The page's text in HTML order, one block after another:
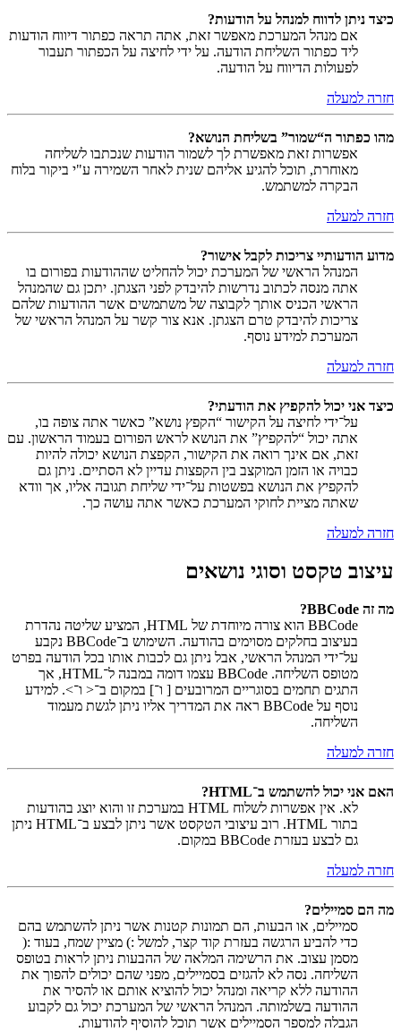
כיצד ניתן לדווח למנהל על הודעות?
אם מנהל המערכת מאפשר זאת, אתה תראה כפתור דיווח הודעות
ליד כפתור השליחת הודעה. על ידי לחיצה על הכפתור תעבור
לפעולות הדיווח על הודעה.
חזרה למעלה
מהו כפתור ה“שמור” בשליחת הנושא?
אפשרות זאת מאפשרת לך לשמור הודעות שנכתבו לשליחה
מאוחרת, תוכל להגיע אליהם שנית לאחר השמירה ע"י ביקור בלוח
הבקרה למשתמש.
חזרה למעלה
מדוע הודעותיי צריכות לקבל אישור?
המנהל הראשי של המערכת יכול להחליט שההודעות בפורום בו
אתה מנסה לכתוב נדרשות להיבדק לפני הצגתן. יתכן גם שהמנהל
הראשי הכניס אותך לקבוצה של משתמשים אשר ההודעות שלהם
צריכות להיבדק טרם הצגתן. אנא צור קשר על המנהל הראשי של
המערכת למידע נוסף.
חזרה למעלה
כיצד אני יכול להקפיץ את הודעתי?
על־ידי לחיצה על הקישור “הקפץ נושא” כאשר אתה צופה בו,
אתה יכול “להקפיץ” את הנושא לראש הפורום בעמוד הראשון. עם
זאת, אם אינך רואה את הקישור, הקפצת הנושא יכולה להיות
כבויה או הזמן המוקצב בין הקפצות עדיין לא הסתיים. ניתן גם
להקפיץ את הנושא בפשטות על־ידי שליחת תגובה אליו, אך וודא
שאתה מציית לחוקי המערכת כאשר אתה עושה כך.
חזרה למעלה
עיצוב טקסט וסוגי נושאים
מה זה BBCode?
BBCode הוא צורה מיוחדת של HTML, המציע שליטה נהדרת
בעיצוב בחלקים מסוימים בהודעה. השימוש ב־BBCode נקבע
על־ידי המנהל הראשי, אבל ניתן גם לכבות אותו בכל הודעה בפרט
מטופס השליחה. BBCode עצמו דומה במבנה ל־HTML, אך
התגים תחמים בסוגריים המרובעים [ ו־] במקום ב־< ו־>. למידע
נוסף על BBCode ראה את המדריך אליו ניתן לגשת מעמוד
השליחה.
חזרה למעלה
האם אני יכול להשתמש ב־HTML?
לא. אין אפשרות לשלוח HTML במערכת זו והוא יוצג בהודעות
בתור HTML. רוב עיצובי הטקסט אשר ניתן לבצע ב־HTML ניתן
גם לבצע בעזרת BBCode במקום.
חזרה למעלה
מה הם סמיילים?
סמיילים, או הבעות, הם תמונות קטנות אשר ניתן להשתמש בהם
כדי להביע הרגשה בעזרת קוד קצר, למשל :) מציין שמח, בעוד :(
מסמן עצוב. את הרשימה המלאה של ההבעות ניתן לראות בטופס
השליחה. נסה לא להגזים בסמיילים, מפני שהם יכולים להפוך את
ההודעה ללא קריאה ומנהל יכול להוציא אותם או להסיר את
ההודעה בשלמותה. המנהל הראשי של המערכת יכול גם לקבוע
הגבלה למספר הסמיילים אשר תוכל להוסיף להודעות.